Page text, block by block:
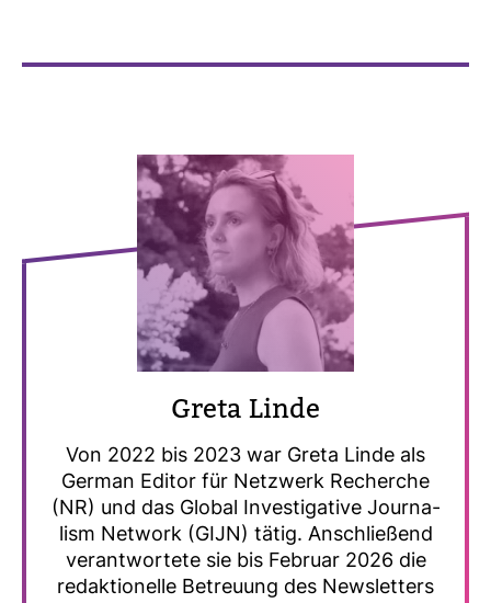
Greta Linde
Von 2022 bis 2023 war Greta Linde als
German Editor für Netz­werk Recherche
(NR) und das Global Inves­ti­ga­tive Jour­na­
lism Net­work (GIJN) tätig. Anschlie­ßend
ver­ant­wor­tete sie bis Februar 2026 die
redak­tio­nelle Betreuung des News­let­ters